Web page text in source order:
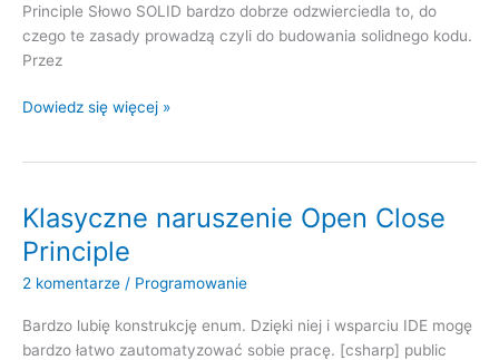
Principle Słowo SOLID bardzo dobrze odzwierciedla to, do
czego te zasady prowadzą czyli do budowania solidnego kodu.
Przez
Reuse
czyli
dlaczego
nie
kopiujemy
Dowiedz się więcej »
Klasyczne naruszenie Open Close
Principle
2 komentarze / Programowanie
Bardzo lubię konstrukcję enum. Dzięki niej i wsparciu IDE mogę
bardzo łatwo zautomatyzować sobie pracę. [csharp] public